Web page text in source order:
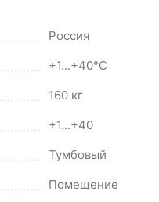
Россия
+1...+40°С
160 кг
+1...+40
Тумбовый
Помещение